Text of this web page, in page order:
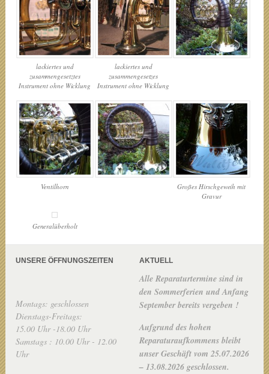
lackiertes und
zusammengesetztes
Instrument ohne Wicklung
lackiertes und
zusammengesetzes
Instrument ohne Wicklung
Ventilhorn Großes Hirschgeweih mit
Gravur
Generalüberholt
UNSERE ÖFFNUNGSZEITEN
Montags: geschlossen
Dienstags-Freitags:
15.00 Uhr -18.00 Uhr
Samstags : 10.00 Uhr - 12.00
Uhr
AKTUELL
Alle Reparaturtermine sind in
den Sommerferien und Anfang
September bereits vergeben !
Aufgrund des hohen
Reparaturaufkommens bleibt
unser Geschäft vom 25.07.2026
– 13.08.2026 geschlossen.